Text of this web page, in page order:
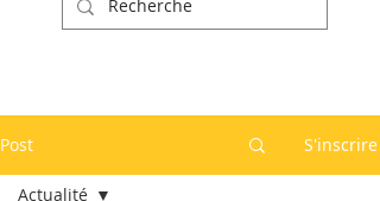
Post S'inscrire
Actualité